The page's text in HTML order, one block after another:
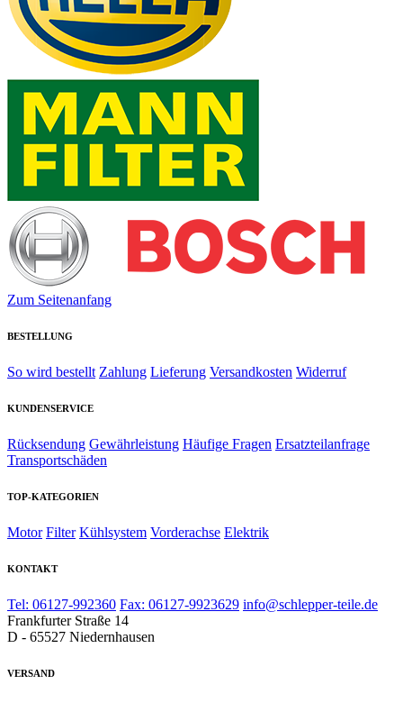
Zum Seitenanfang
BESTELLUNG
So wird bestellt Zahlung Lieferung Versandkosten Widerruf
KUNDENSERVICE
Rücksendung Gewährleistung Häufige Fragen Ersatzteilanfrage
Transportschäden
TOP-KATEGORIEN
Motor Filter Kühlsystem Vorderachse Elektrik
KONTAKT
Tel: 06127-992360 Fax: 06127-9923629 info@schlepper-teile.de
Frankfurter Straße 14
D - 65527 Niedernhausen
VERSAND